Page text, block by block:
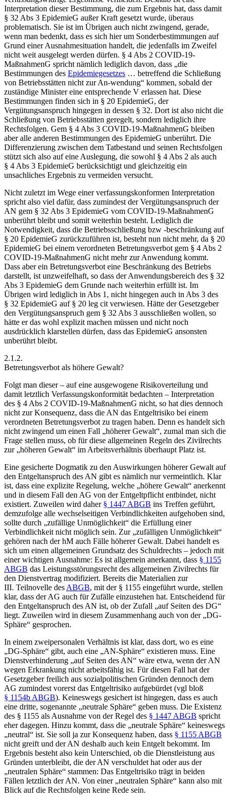
Interpretation dieser Bestimmung, die zum Ergebnis hat, dass damit
§ 32 Abs 3 EpidemieG außer Kraft gesetzt wurde, überaus
problematisch. Sie ist im Übrigen auch nicht zwingend, gerade,
wenn man bedenkt, dass es sich hier um Sonderbestimmungen auf
Grund einer Ausnahmesituation handelt, die jedenfalls im Zweifel
nicht weit ausgelegt werden dürfen. § 4 Abs 2 COVID-19-
MaßnahmenG spricht nämlich lediglich davon, dass „die
Bestimmungen des Epidemiegesetzes … betreffend die Schließung
von Betriebsstätten nicht zur An-wendung“ kommen, sobald der
zuständige Minister eine entsprechende V erlassen hat. Diese
Bestimmungen finden sich in § 20 EpidemieG, der
Vergütungsanspruch hingegen in dessen § 32. Dort ist also nicht die
Schließung von Betriebsstätten geregelt, sondern lediglich ihre
Rechtsfolgen. Gem § 4 Abs 3 COVID-19-MaßnahmenG bleiben
aber alle anderen Bestimmungen des EpidemieG unberührt. Die
Differenzierung zwischen dem Tatbestand und seinen Rechtsfolgen
stützt sich also auf eine Auslegung, die sowohl § 4 Abs 2 als auch
§ 4 Abs 3 EpidemieG berücksichtigt und gleichzeitig ein
unsachliches Ergebnis zu vermeiden versucht.
Nicht zuletzt im Wege einer verfassungskonformen Interpretation
spricht also viel dafür, dass zumindest der Vergütungsanspruch der
AN gem § 32 Abs 3 EpidemieG vom COVID-19-MaßnahmenG
unberührt bleibt und somit weiterhin besteht. Lediglich die
Notwendigkeit, dass die Betriebsschließung bzw -beschränkung auf
§ 20 EpidemieG zurückzuführen ist, besteht nun nicht mehr, da § 20
EpidemieG bei einem verordneten Betretungsverbot gem § 4 Abs 2
COVID-19-MaßnahmenG nicht mehr zur Anwendung kommt.
Dass aber ein Betretungsverbot eine Beschränkung des Betriebs
darstellt, ist unzweifelhaft, so dass der Anwendungsbereich des § 32
Abs 3 EpidemieG dem Grunde nach weiterhin erfüllt ist. Im
Übrigen wird lediglich in Abs 1, nicht hingegen auch in Abs 3 des
§ 32 EpidemieG auf § 20 leg cit verwiesen. Hätte der Gesetzgeber
den Vergütungsanspruch gem § 32 Abs 3 ausschließen wollen, so
hätte er das wohl explizit machen müssen und nicht noch
ausdrücklich klarstellen dürfen, dass das EpidemieG ansonsten
unberührt bleibt.
2.1.2.
Betretungsverbot als höhere Gewalt?
Folgt man dieser – auf eine ausgewogene Risikoverteilung und
damit letztlich Verfassungskonformität bedachten – Interpretation
des § 4 Abs 2 COVID-19-MaßnahmenG nicht, so hat dies dennoch
nicht zur Konsequenz, dass die AN das Entgeltrisiko bei einem
verordneten Betretungsverbot zu tragen haben. Denn es handelt sich
nicht zwingend um einen Fall „höherer Gewalt“, zumal man sich die
Frage stellen muss, ob für diese allgemeinen Regeln des Zivilrechts
zur „höheren Gewalt“ im Arbeitsverhältnis überhaupt Platz ist.
Eine gesicherte Dogmatik zu den Auswirkungen höherer Gewalt auf
den Entgeltanspruch des AN gibt es nämlich nur vermeintlich. Klar
ist, dass eine explizite Regelung, welche „höhere Gewalt“ anerkennt
und in diesem Fall den AG von der Entgeltpflicht entbindet, nicht
existiert. Zuweilen wird daher § 1447 ABGB ins Treffen geführt,
demzufolge alle wechselseitigen Verbindlichkeiten aufgehoben sind,
sollte durch „zufällige Unmöglichkeit“ die Erfüllung einer
Verbindlichkeit nicht möglich sein. Zur „zufälligen Unmöglichkeit“
gehören nach der hM auch Fälle höherer Gewalt. Dabei handelt es
sich um einen allgemeinen Grundsatz des Schuldrechts – jedoch mit
einer wichtigen Ausnahme: Es ist allgemein anerkannt, dass § 1155
ABGB das Leistungsstörungsrecht des allgemeinen Zivilrechts für
den Dienstvertrag modifiziert. Bereits die Materialien zur
III. Teilnovelle des ABGB, mit der § 1155 eingeführt wurde, stellen
klar, dass der AG auch für Zufälle einzustehen hat. Entscheidend für
den Entgeltanspruch des AN ist, ob der Zufall „auf Seiten des DG“
liegt. Zuweilen wird in diesem Zusammenhang auch von der „DG-
Sphäre“ gesprochen.
In einem zweipersonalen Verhältnis ist klar, dass dort, wo es eine
„DG-Sphäre“ gibt, auch eine „AN-Sphäre“ existieren muss. Eine
Dienstverhinderung „auf Seiten des AN“ wäre etwa, wenn der AN
wegen Erkrankung nicht arbeitsfähig ist. Für diesen Fall hat der
Gesetzgeber freilich aus sozialpolitischen Gründen dennoch dem
AG zumindest vorerst das Entgeltrisiko aufgebürdet (vgl bloß
§ 1154b ABGB). Keineswegs gesichert ist hingegen, dass es auch
eine dritte, sogenannte „neutrale Sphäre“ geben muss. Die Existenz
des § 1155 als Ausnahme von der Regel des § 1447 ABGB spricht
eher dagegen. Hinzu kommt, dass die „neutrale Sphäre“ keineswegs
„neutral“ ist. Sie soll ja zur Konsequenz haben, dass § 1155 ABGB
nicht greift und der AN deshalb auch kein Entgelt bekommt. Im
Ergebnis besteht also kein Unterschied, ob die Dienstleistung aus
Gründen unterbleibt, die der AN verschuldet hat oder aus der
„neutralen Sphäre“ stammen: Das Entgeltrisiko trägt in beiden
Fällen letztlich der AN. Von einer „neutralen Sphäre“ kann also mit
Blick auf die Rechtsfolgen keine Rede sein.